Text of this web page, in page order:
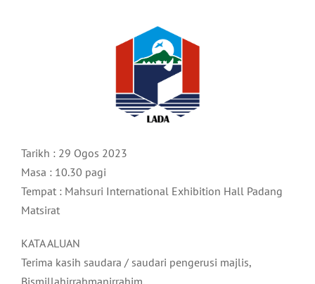
Tarikh : 29 Ogos 2023
Masa : 10.30 pagi
Tempat : Mahsuri International Exhibition Hall Padang
Matsirat
KATA ALUAN
Terima kasih saudara / saudari pengerusi majlis,
Bismillahirrahmanirrahim.